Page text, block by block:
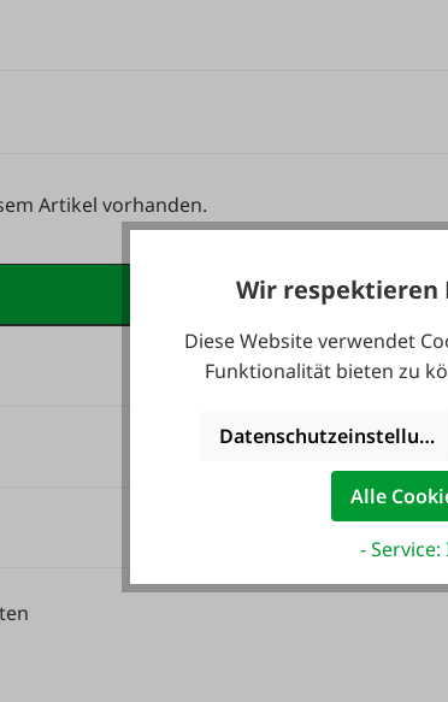
Artikel vorhanden.
Stückpreis Fracht
78,62 €92,50 € 0
114,75 € 0
0
Wir respektieren
Diese Website verwendet
Funktionalität bieten zu
Alle
-